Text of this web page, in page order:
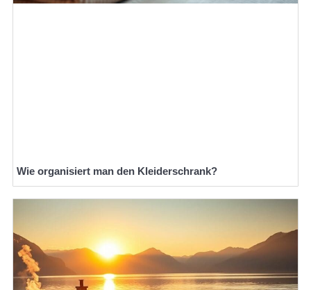
Wie organisiert man den Kleiderschrank?